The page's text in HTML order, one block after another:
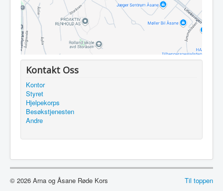
Kontakt Oss
Kontor
Styret
Hjelpekorps
Besøkstjenesten
Andre
Til toppen
© 2026 Arna og Åsane Røde Kors